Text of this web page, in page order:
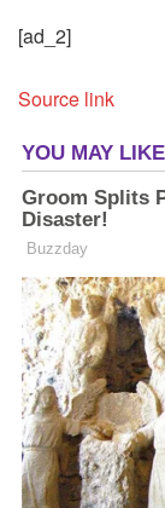
[ad_2]
Source link